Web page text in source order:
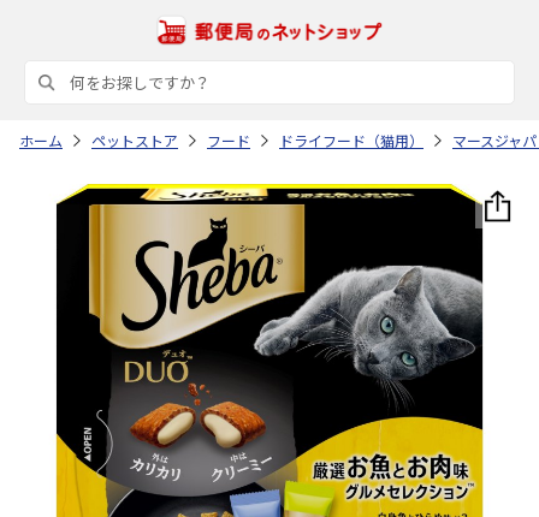
ホーム ペットストア フード ドライフード（猫用） マースジャ